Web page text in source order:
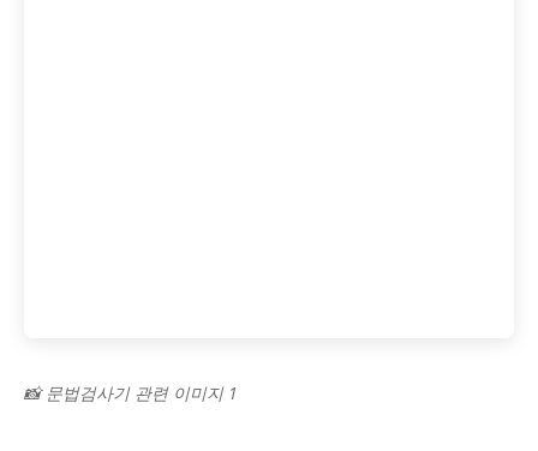
📸 문법검사기 관련 이미지 1